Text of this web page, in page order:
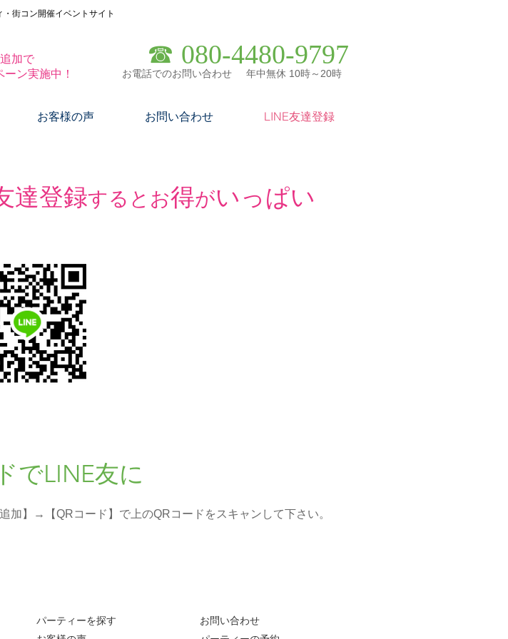
街コン開催イベントサイト
お客様の声 お問い合わせ LINE友達登録
☎​ 080-4480-9797
お電話でのお問い合わせ 年中無休 10時～20時​
加で
ン実施中！
達登録するとお得がいっぱい
でLINE友に
】→【QRコード】で上のQRコードをスキャンして下さい。
パーティーを探す
お問い合わせ